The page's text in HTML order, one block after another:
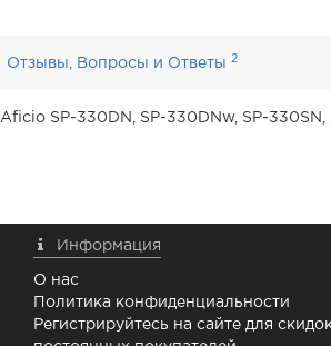
Отзывы, Вопросы и Ответы2
Aficio SP-330DN, SP-330DNw, SP-330SN,
Информация
О нас
Политика конфиденциальности
Регистрируйтесь на сайте для